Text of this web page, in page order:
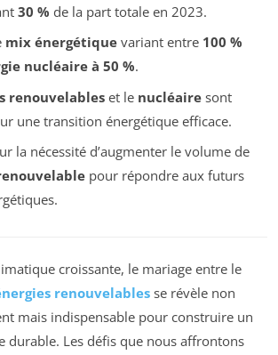
30 % de la part totale en 2023.
mix énergétiquevariant entre 100 %
nucléaire à 50 %.
renouvelableset le nucléairesont
une transition énergétique efficace.
la nécessité d’augmenter le volume de
pour répondre aux futurs
croissante, le mariage entre le
renouvelables se révèle non
mais indispensable pour construire un
durable. Les défis que nous affrontons